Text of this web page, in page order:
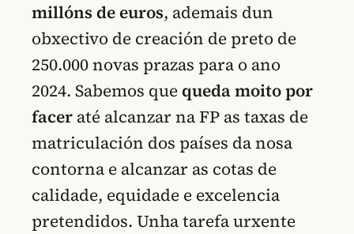
millóns de euros, ademais dun
obxectivo de creación de preto de
250.000 novas prazas para o ano
2024. Sabemos quequeda moito por
facer até alcanzar na FP as taxas de
matriculación dos países da nosa
contorna e alcanzar as cotas de
calidade, equidade e excelencia
pretendidos. Unha tarefa urxente